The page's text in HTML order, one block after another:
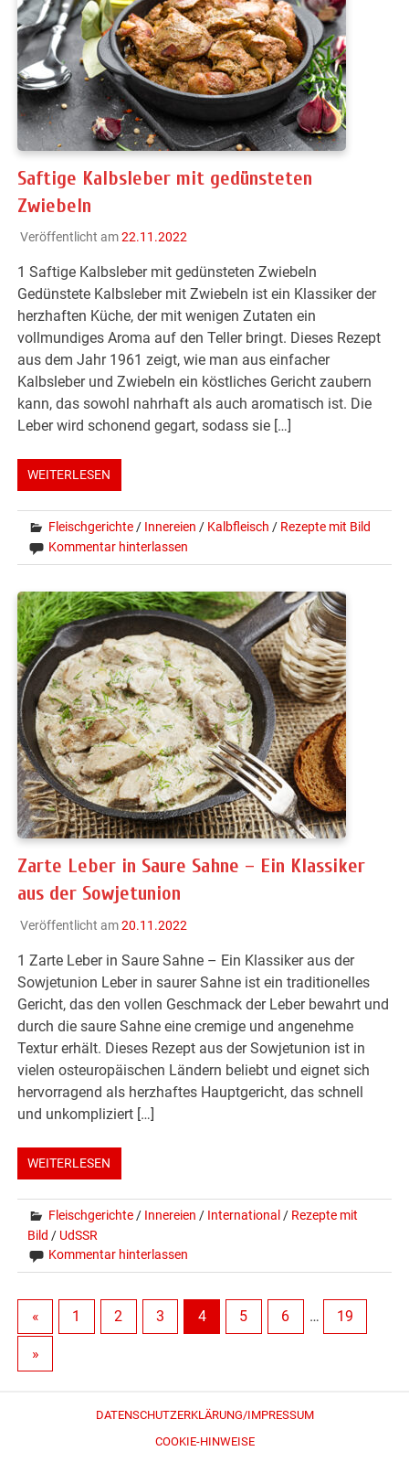
Saftige Kalbsleber mit gedünsteten
Zwiebeln
Veröffentlicht am22.11.2022
1 Saftige Kalbsleber mit gedünsteten Zwiebeln
Gedünstete Kalbsleber mit Zwiebeln ist ein Klassiker der
herzhaften Küche, der mit wenigen Zutaten ein
vollmundiges Aroma auf den Teller bringt. Dieses Rezept
aus dem Jahr 1961 zeigt, wie man aus einfacher
Kalbsleber und Zwiebeln ein köstliches Gericht zaubern
kann, das sowohl nahrhaft als auch aromatisch ist. Die
Leber wird schonend gegart, sodass sie […]
WEITERLESEN
Fleischgerichte/ Innereien / Kalbfleisch / Rezepte mit Bild
Kommentar hinterlassen
Zarte Leber in Saure Sahne – Ein Klassiker
aus der Sowjetunion
Veröffentlicht am20.11.2022
1 Zarte Leber in Saure Sahne – Ein Klassiker aus der
Sowjetunion Leber in saurer Sahne ist ein traditionelles
Gericht, das den vollen Geschmack der Leber bewahrt und
durch die saure Sahne eine cremige und angenehme
Textur erhält. Dieses Rezept aus der Sowjetunion ist in
vielen osteuropäischen Ländern beliebt und eignet sich
hervorragend als herzhaftes Hauptgericht, das schnell
und unkompliziert […]
WEITERLESEN
Fleischgerichte / Innereien / International / Rezepte mit
Bild / UdSSR
Kommentar hinterlassen
« 1 2 3 4 5 6 … 19
»
DATENSCHUTZERKLÄRUNG/IMPRESSUM
COOKIE-HINWEISE